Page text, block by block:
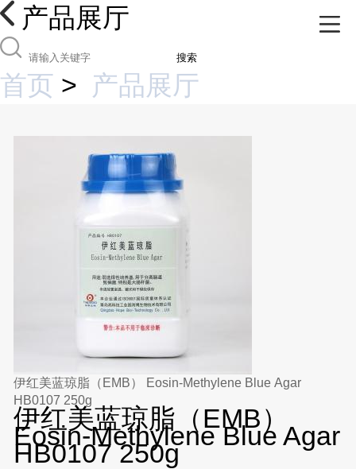
产品展厅
搜索
首页 > 产品展厅
伊红美蓝琼脂（EMB） Eosin-Methylene Blue Agar
HB0107 250g
伊红美蓝琼脂（EMB）
Eosin-Methylene Blue Agar
HB0107 250g